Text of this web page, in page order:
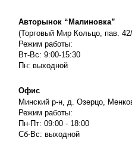
Авторынок “Малиновка”
(Торговый Мир Кольцо, пав.
Режим работы:
Вт-Вс: 9:00-15:30
Пн: выходной
Офис
Минский р-н, д. Озерцо,
Режим работы:
Пн-Пт: 09:00 - 18:00
Сб-Вс: выходной